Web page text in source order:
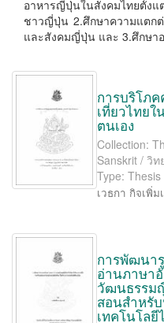
อาหารญี่ปุ่นในสังคมไทยตั้ง
ชาวญี่ปุ่น 2.ศึกษาความแตก
และสังคมญี่ปุ่น และ 3.ศึกษา
การบริโภ
เที่ยวไทย
ตนเอง
Collection:
Sanskrit / วิ
Type: Thesis
เวธกา กิจเพิ่ม
การพัฒนา
อ่านภาษา
วัฒนธรรม
สอนสำหรั
เทคโนโล